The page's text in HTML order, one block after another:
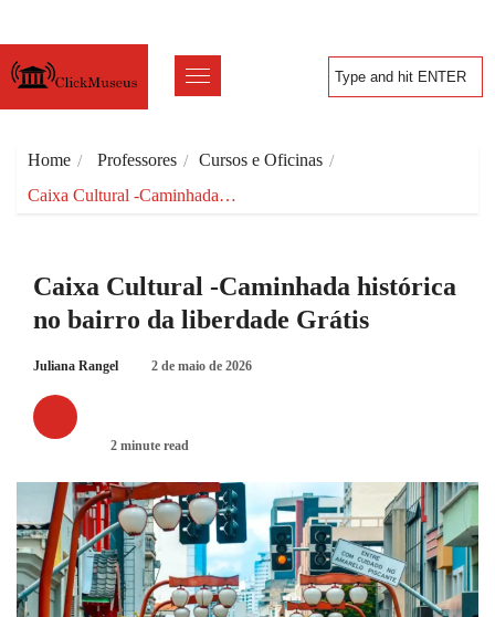
Home Professores
Cursos e Oficinas
Caixa Cultural -Caminhada…
Caixa Cultural -Caminhada histórica
no bairro da liberdade Grátis
Juliana Rangel 2 de maio de 2026
2 minute read